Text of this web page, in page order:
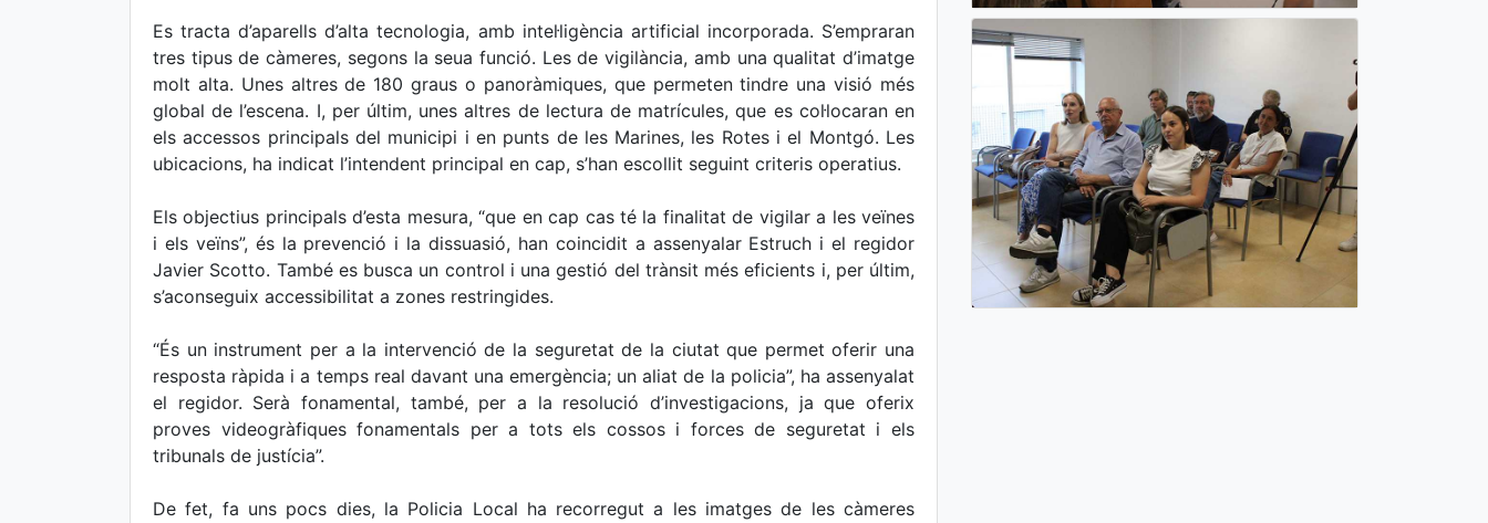
Es tracta d’aparells d’alta tecnologia, amb intel·ligència artificial incorporada. S’empraran
tres tipus de càmeres, segons la seua funció. Les de vigilància, amb una qualitat d’imatge
molt alta. Unes altres de 180 graus o panoràmiques, que permeten tindre una visió més
global de l’escena. I, per últim, unes altres de lectura de matrícules, que es col·locaran en
els accessos principals del municipi i en punts de les Marines, les Rotes i el Montgó. Les
ubicacions, ha indicat l’intendent principal en cap, s’han escollit seguint criteris operatius.
Els objectius principals d’esta mesura, “que en cap cas té la finalitat de vigilar a les veïnes
i els veïns”, és la prevenció i la dissuasió, han coincidit a assenyalar Estruch i el regidor
Javier Scotto. També es busca un control i una gestió del trànsit més eficients i, per últim,
s’aconseguix accessibilitat a zones restringides.
“És un instrument per a la intervenció de la seguretat de la ciutat que permet oferir una
resposta ràpida i a temps real davant una emergència; un aliat de la policia”, ha assenyalat
el regidor. Serà fonamental, també, per a la resolució d’investigacions, ja que oferix
proves videogràfiques fonamentals per a tots els cossos i forces de seguretat i els
tribunals de justícia”.
De fet, fa uns pocs dies, la Policia Local ha recorregut a les imatges de les càmeres